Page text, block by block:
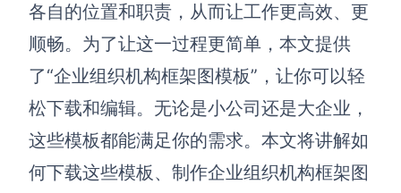
博思AIPPT
AI生成PPT，支持在线编辑
资源与下载
向团队介绍
博思白板boardmix
各自的位置和职责，从而让工作更高效、更
顺畅。为了让这一过程更简单，本文提供
了“企业组织机构框架图模板”，让你可以轻
松下载和编辑。无论是小公司还是大企业，
这些模板都能满足你的需求。本文将讲解如
何下载这些模板、制作企业组织机构框架图